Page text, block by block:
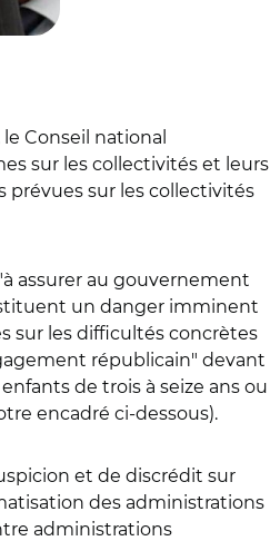
Conseil national
sur les collectivités et leurs
prévues sur les collectivités
assurer au gouvernement
un danger imminent
sur les difficultés concrètes
républicain" devant
de trois à seize ans ou
encadré ci-dessous).
et de discrédit sur
des administrations
administrations